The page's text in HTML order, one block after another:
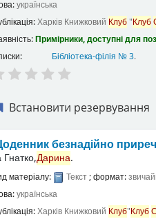
українська
Харків Книжковий Клуб"Клуб
Примірники, доступні для
Бібліотека-філія № 3.
Встановити резервування
безнадійно
Гнатко,Дарина.
матеріалу: Текст; формат:
українська
Харків Книжковий Клуб"Клуб